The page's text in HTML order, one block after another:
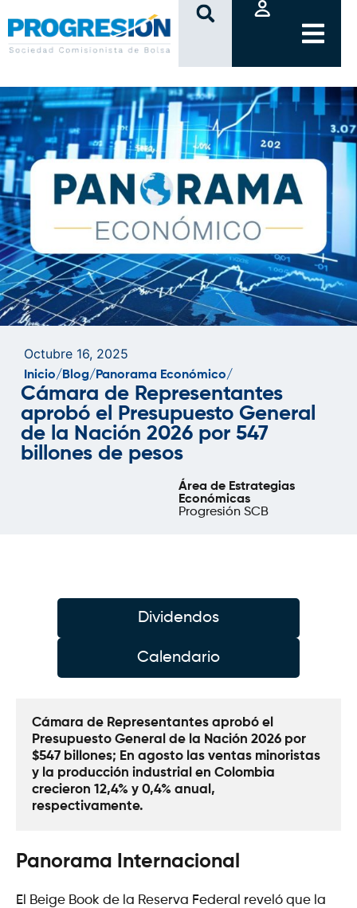
clic
Octubre 16, 2025
Inicio/ Blog/ Panorama Económico/
Cámara de Representantes
aprobó el Presupuesto General
de la Nación 2026 por 547
billones de pesos
Área de Estrategias
Económicas
Progresión SCB
Dividendos
Calendario
Cámara de Representantes aprobó el
Presupuesto General de la Nación 2026 por
$547 billones; En agosto las ventas minoristas
y la producción industrial en Colombia
crecieron 12,4% y 0,4% anual,
respectivamente.
Panorama Internacional
El Beige Book de la Reserva Federal reveló que la